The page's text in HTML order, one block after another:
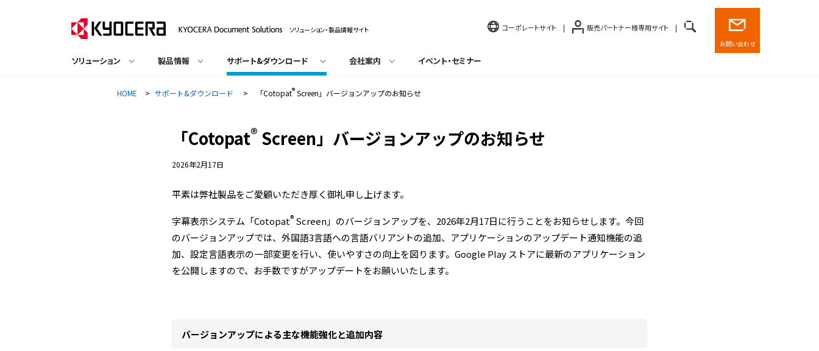
ソリューション・製品情報サイト コーポレートサイト 販売パートナー様専用サイト
お問い合わせ
ソリューション 製品情報 サポート&ダウンロード 会社案内 イベント・セミナー
HOME > サポート&ダウンロード > 「Cotopat® Screen」バージョンアップのお知らせ
「Cotopat® Screen」バージョンアップのお知らせ
2026年2月17日
平素は弊社製品をご愛顧いただき厚く御礼申し上げます。
字幕表示システム「Cotopat® Screen」のバージョンアップを、2026年2月17日に行うことをお知らせします。今回
のバージョンアップでは、外国語3言語への言語バリアントの追加、アプリケーションのアップデート通知機能の追
加、設定言語表示の一部変更を行い、使いやすさの向上を図ります。Google Play ストアに最新のアプリケーション
を公開しますので、お手数ですがアップデートをお願いいたします。
バージョンアップによる主な機能強化と追加内容